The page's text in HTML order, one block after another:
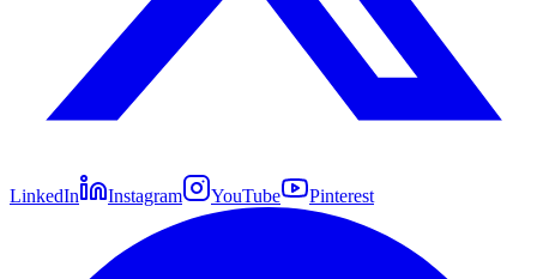
LinkedIn Instagram YouTube Pinterest